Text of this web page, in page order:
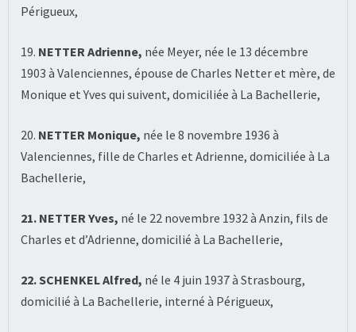
Périgueux,
19. NETTER Adrienne, née Meyer, née le 13 décembre
1903 à Valenciennes, épouse de Charles Netter et mère, de
Monique et Yves qui suivent, domiciliée à La Bachellerie,
20. NETTER Monique, née le 8 novembre 1936 à
Valenciennes, fille de Charles et Adrienne, domiciliée à La
Bachellerie,
21. NETTER Yves, né le 22 novembre 1932 à Anzin, fils de
Charles et d’Adrienne, domicilié à La Bachellerie,
22. SCHENKEL Alfred, né le 4 juin 1937 à Strasbourg,
domicilié à La Bachellerie, interné à Périgueux,